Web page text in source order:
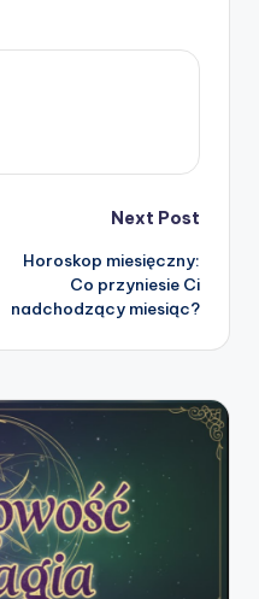
Next Post
Horoskop miesięczny:
Co przyniesie Ci
nadchodzący miesiąc?